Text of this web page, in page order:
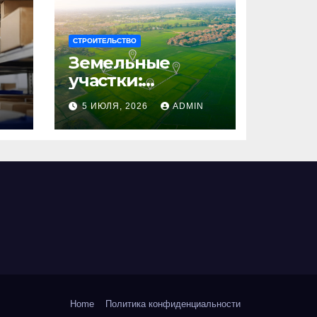
СТРОИТЕЛЬСТВО
Земельные
участки:
правовые
аспекты, виды и
возможности
5 ИЮЛЯ, 2026 ADMIN
Home Политика конфиденциальности